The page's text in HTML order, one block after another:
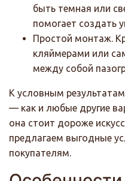
быть темная или
помогает создать
Простой монтаж.
кляймерами или
между собой
К условным
— как и любые другие
она стоит дороже
предлагаем выгодные
покупателям.